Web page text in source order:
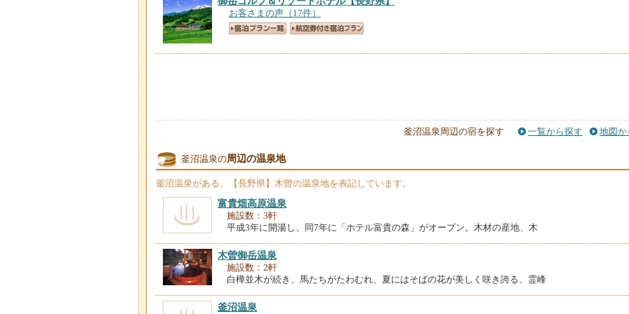
お客さまの声（17件）
釜沼温泉周辺の宿を探す 一覧から探す 地図か
釜沼温泉の周辺の温泉地
釜沼温泉がある、【長野県】木曽の温泉地を表記しています。
富貴畑高原温泉
施設数：3軒
平成3年に開湯し、同7年に「ホテル富貴の森」がオープン。木材の産地、木
木曽御岳温泉
施設数：2軒
白樺並木が続き、馬たちがたわむれ、夏にはそばの花が美しく咲き誇る、霊峰
釜沼温泉